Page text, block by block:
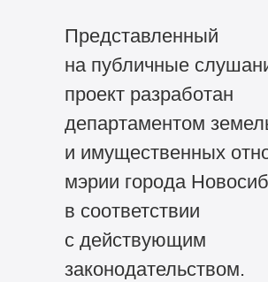
Представленный
на публичные
проект разработан
департаментом
и имущественных
мэрии города
в соответствии
с действующим
законодательством.